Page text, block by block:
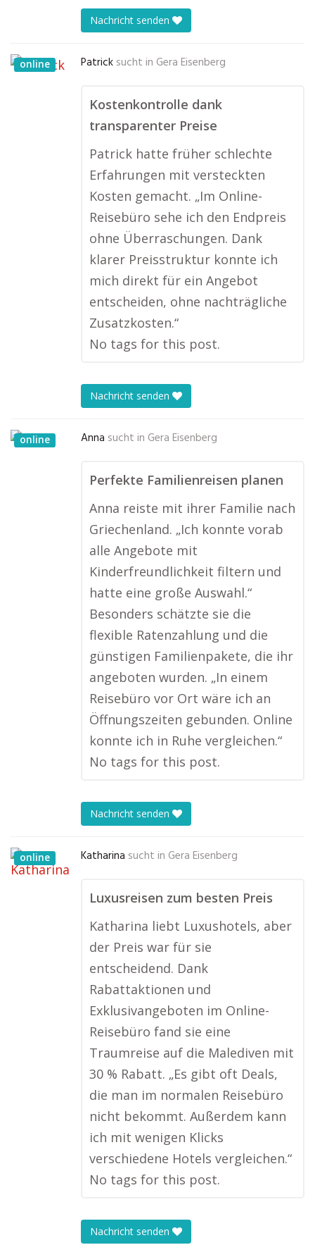
Nachricht senden
online Patrick sucht in Gera Eisenberg
Kostenkontrolle dank
transparenter Preise
Patrick hatte früher schlechte
Erfahrungen mit versteckten
Kosten gemacht. „Im Online-
Reisebüro sehe ich den Endpreis
ohne Überraschungen. Dank
klarer Preisstruktur konnte ich
mich direkt für ein Angebot
entscheiden, ohne nachträgliche
Zusatzkosten.“
No tags for this post.
Nachricht senden
online Anna sucht in Gera Eisenberg
Perfekte Familienreisen planen
Anna reiste mit ihrer Familie nach
Griechenland. „Ich konnte vorab
alle Angebote mit
Kinderfreundlichkeit filtern und
hatte eine große Auswahl.“
Besonders schätzte sie die
flexible Ratenzahlung und die
günstigen Familienpakete, die ihr
angeboten wurden. „In einem
Reisebüro vor Ort wäre ich an
Öffnungszeiten gebunden. Online
konnte ich in Ruhe vergleichen.“
No tags for this post.
Nachricht senden
online Katharina sucht in Gera Eisenberg
Luxusreisen zum besten Preis
Katharina liebt Luxushotels, aber
der Preis war für sie
entscheidend. Dank
Rabattaktionen und
Exklusivangeboten im Online-
Reisebüro fand sie eine
Traumreise auf die Malediven mit
30 % Rabatt. „Es gibt oft Deals,
die man im normalen Reisebüro
nicht bekommt. Außerdem kann
ich mit wenigen Klicks
verschiedene Hotels vergleichen.“
No tags for this post.
Nachricht senden